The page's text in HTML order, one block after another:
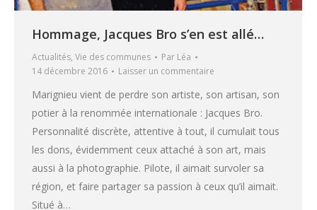
Hommage, Jacques Bro s’en est allé…
Actualités, Vie des communes Par Léa
14 décembre 2016
Laisser un commentaire
Marignieu vient de perdre son artiste, son artisan, son
potier à la renommée internationale : Jacques Bro.
Personnalité discrète, attentive à tout, il cumulait tous
les dons, évidemment ceux attaché à son art, mais
aussi à la photographie. Pilote, il aimait survoler sa
région, et faire partager sa passion à ceux qu’il aimait.
Situé à…